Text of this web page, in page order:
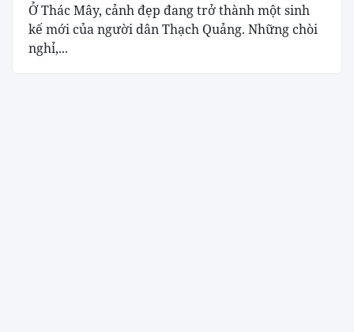
Ở Thác Mây, cảnh đẹp đang trở thành một sinh
kế mới của người dân Thạch Quảng. Những chòi
nghỉ,...